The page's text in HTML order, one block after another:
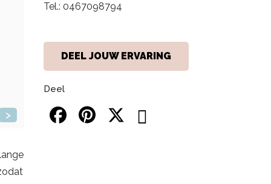
>
Tel.: 0467098794
DEEL JOUW ERVARING
Deel